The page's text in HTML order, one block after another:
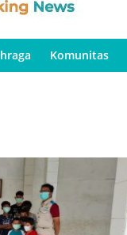
Komunitas